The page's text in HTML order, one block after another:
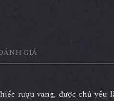
GIÁ
rượu vang, được chủ